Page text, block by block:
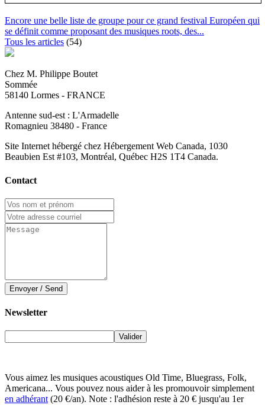
Encore une belle liste de groupe pour ce grand festival Européen qui
se définit comme proposant des musiques roots, des...
Tous les articles (54)
Chez M. Philippe Boutet
Sommée
58140 Lormes - FRANCE
Antenne sud-est : L'Armadelle
Romagnieu 38480 - France
Site Internet hébergé chez Hébergement Web Canada, 1030
Beaubien Est #103, Montréal, Québec H2S 1T4 Canada.
Contact
Envoyer / Send
Newsletter
Vous aimez les musiques acoustiques Old Time, Bluegrass, Folk,
Americana... Vous pouvez nous aider à les promouvoir simplement
en adhérant(20 €/an). Note : l'adhésion reste à 20 € jusqu'au 1er